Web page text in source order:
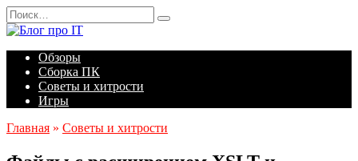
Перейти
к
содержанию
Search
for:
Обзоры
Сборка ПК
Советы и хитрости
Игры
Главная » Советы и хитрости